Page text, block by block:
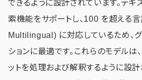
できるように設計されています。テ
索機能をサポートし、100 を超える
Multilingual) に対応しているため、
ションに最適です。これらのモデルは
ットを処理および解釈するように設